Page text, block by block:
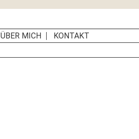
ÜBER MICH
KONTAKT